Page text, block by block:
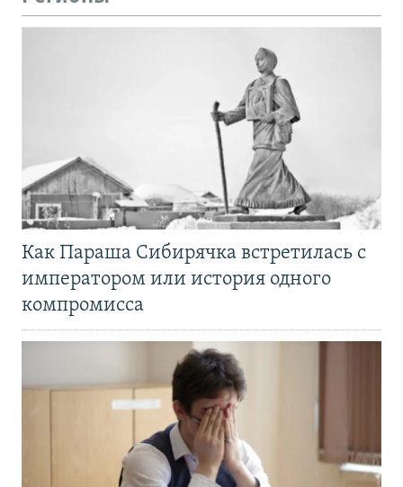
Как Параша Сибирячка встретилась с
императором или история одного
компромисса